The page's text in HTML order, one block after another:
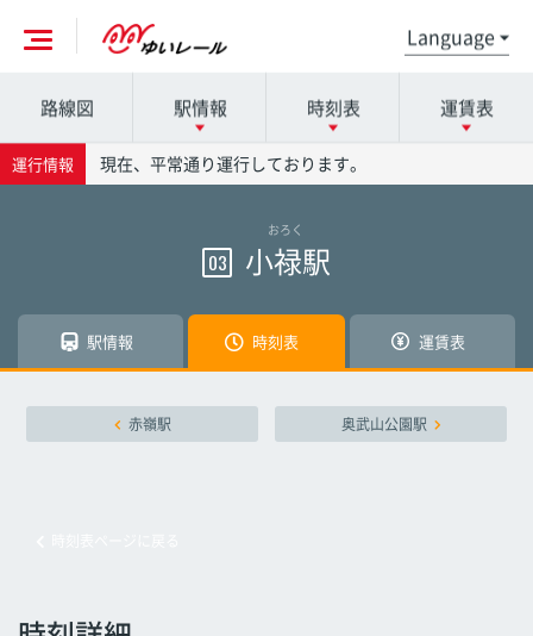
各駅の詳細は駅名を押してください
那覇空港駅
赤嶺駅
時刻表の詳細は駅名を押してください
那覇空港駅
赤嶺駅
運賃表の詳細は駅名を押してください
那覇空港駅
赤嶺駅
路線図 駅情報 時刻表 運賃表
運行情報 現在、平常通り運行しております。
おろく
03 小禄駅
駅情報 時刻表 運賃表
赤嶺駅 奥武山公園駅